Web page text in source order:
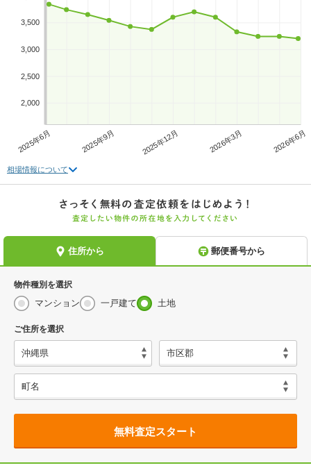
2025年6月 2025年9月 2025年12月 2026年3月 2026年6月
3,500
3,000
2,500
2,000
相場情報について
物件種別を選択
マンション 一戸建て 土地
ご住所を選択
無料査定スタート